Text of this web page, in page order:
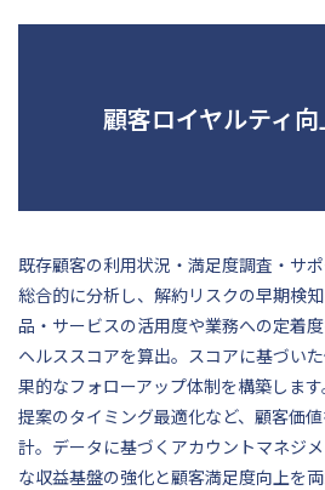
顧客ロイヤルティ
既存顧客の利用状況・満足度調査・サ
総合的に分析し、解約リスクの早期検
品・サービスの活用度や業務への定着
ヘルススコアを算出。スコアに基づい
果的なフォローアップ体制を構築しま
提案のタイミング最適化など、顧客価
計。データに基づくアカウントマネジ
な収益基盤の強化と顧客満足度向上を両